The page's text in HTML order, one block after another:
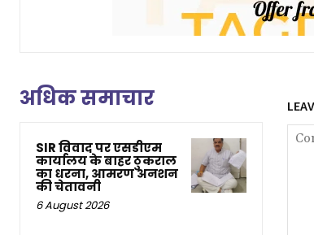
अधिक समाचार
SIR विवाद पर एसडीएम
कार्यालय के बाहर ठुकराल
का धरना, आमरण अनशन
की चेतावनी
6 August 2026